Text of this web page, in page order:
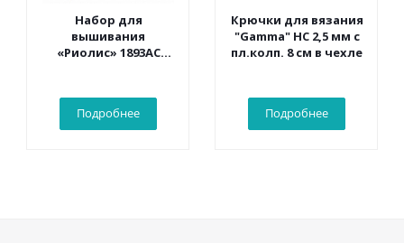
Набор для
вышивания
«Риолис» 1893АС
малыша» 16*9 см
Подробнее
Крючки для вязания
"Gamma" НС 2,5 мм с
пл.колп. 8 см в чехле
Подробнее